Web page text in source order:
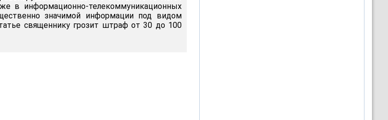
в информационно-телекоммуникационных
значимой информации под видом
священнику грозит штраф от 30 до 100